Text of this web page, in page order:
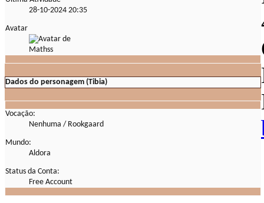
28-10-2024 20:35
Avatar
Dados do personagem (Tibia)
Vocação:
Nenhuma / Rookgaard
Mundo:
Aldora
Status da Conta:
Free Account